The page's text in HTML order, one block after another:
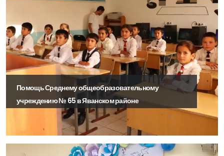
Помощь Среднему общеобразовательному
учреждению № 65 в Яванском районе